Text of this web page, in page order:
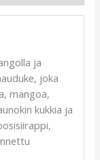
ja
joka
mangoa,
kukkia ja